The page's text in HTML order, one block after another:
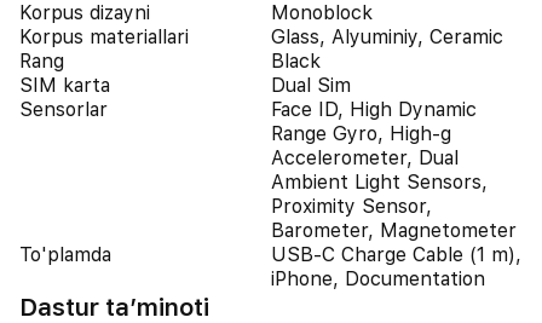
Korpus dizayni
Monoblock
Korpus materiallari
Glass, Alyuminiy, Ceramic
Rang
Black
SIM karta
Dual Sim
Sensorlar
Face ID, High Dynamic
Range Gyro, High-g
Accelerometer, Dual
Ambient Light Sensors,
Proximity Sensor,
Barometer, Magnetometer
To'plamda
USB-C Charge Cable (1 m),
iPhone, Documentation
Dastur ta’minoti